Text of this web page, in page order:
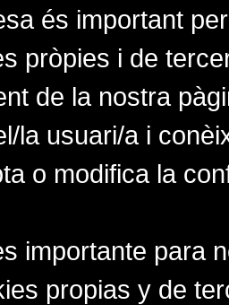
és important
pròpies i de
de la nostra
la usuari/a i
o modifica la
importante para
propias y de